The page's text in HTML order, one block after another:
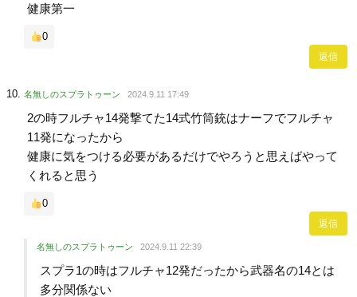
健康第一
0
返信
名無しのスプラトゥーン 2024.9.11 17:49
2の時フルチャ14発撃てた14式竹筒銃はナーフでフルチャ
11発になったから
健康に気をつける必要があるだけでやろうと思えばやって
くれると思う
0
返信
名無しのスプラトゥーン 2024.9.11 22:39
スプラ1の時はフルチャ12発だったから武器名の14とは
多分関係ない